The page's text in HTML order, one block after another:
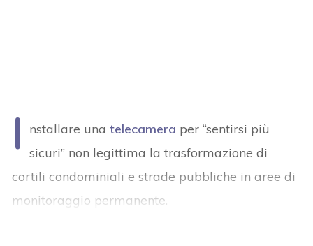
I nstallare unatelecamera per “sentirsi più
sicuri” non legittima la trasformazione di
cortili condominiali e strade pubbliche in aree di
monitoraggio permanente.